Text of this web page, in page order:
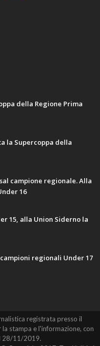
della Regione Prima
la Supercoppa della
campione regionale. Alla
16
15, alla Union Siderno la
regionali Under 17
registrata presso il
stampa e l'informazione, con
28/11/2019.